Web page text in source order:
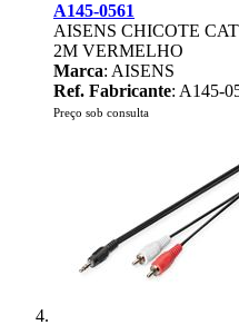
A145-0561
AISENS CHICOTE
2M VERMELHO
Marca: AISENS
Ref. Fabricante: A145-
Preço sob consulta